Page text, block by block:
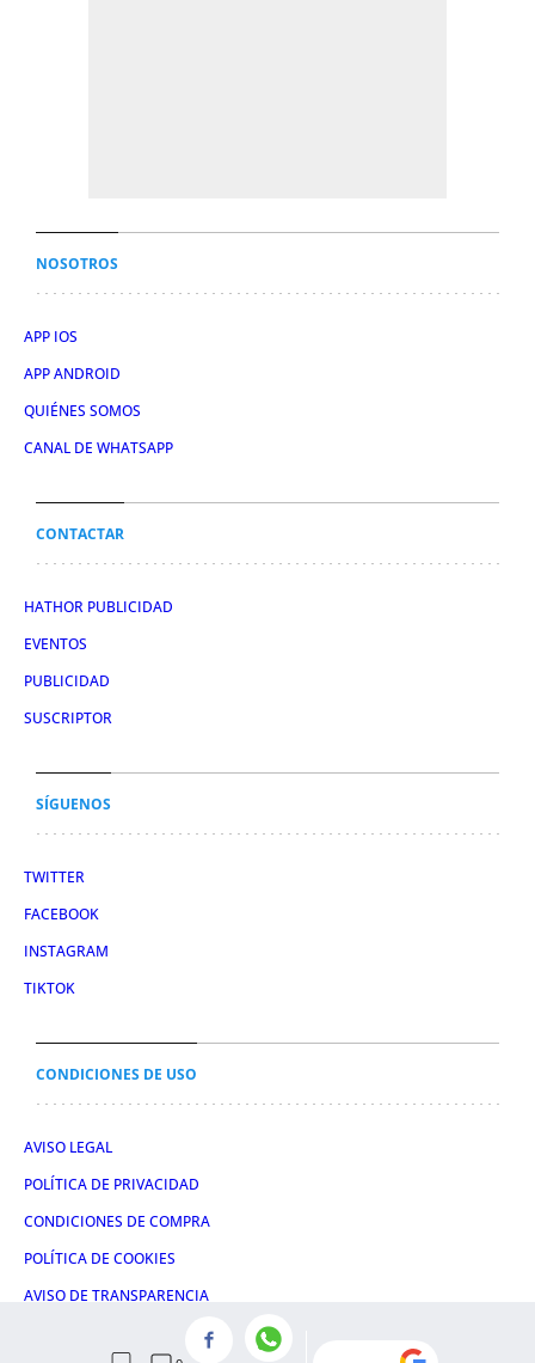
NOSOTROS
APP IOS
APP ANDROID
QUIÉNES SOMOS
CANAL DE WHATSAPP
CONTACTAR
HATHOR PUBLICIDAD
EVENTOS
PUBLICIDAD
SUSCRIPTOR
SÍGUENOS
TWITTER
FACEBOOK
INSTAGRAM
TIKTOK
CONDICIONES DE USO
AVISO LEGAL
POLÍTICA DE PRIVACIDAD
CONDICIONES DE COMPRA
POLÍTICA DE COOKIES
AVISO DE TRANSPARENCIA